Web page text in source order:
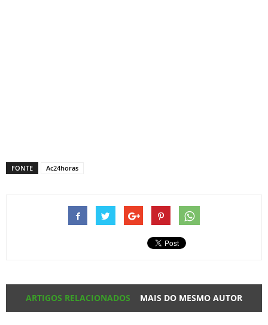
FONTE Ac24horas
ARTIGOS RELACIONADOS MAIS DO MESMO AUTOR